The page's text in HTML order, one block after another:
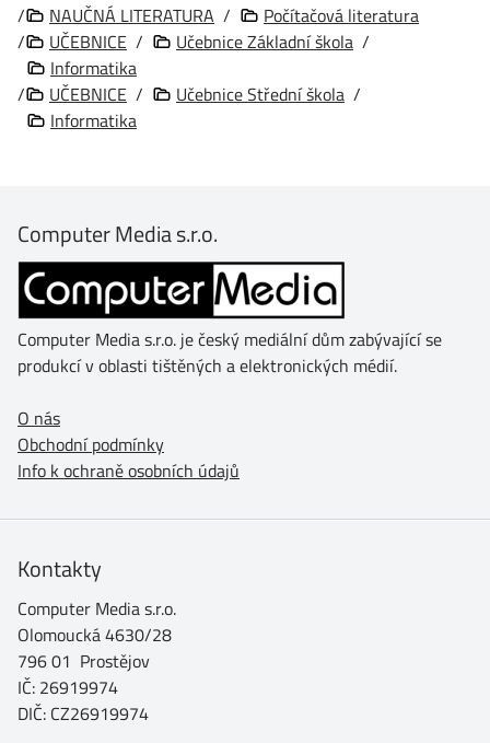
/
NAUČNÁ LITERATURA /
Počítačová literatura
/
UČEBNICE / Učebnice Základní škola /
Informatika
/
UČEBNICE / Učebnice Střední škola /
Informatika
Computer Media s.r.o.
Computer Media s.r.o. je český mediální dům zabývající se
produkcí v oblasti tištěných a elektronických médií.
O nás
Obchodní podmínky
Info k ochraně osobních údajů
Kontakty
Computer Media s.r.o.
Olomoucká 4630/28
796 01 Prostějov
IČ: 26919974
DIČ: CZ26919974